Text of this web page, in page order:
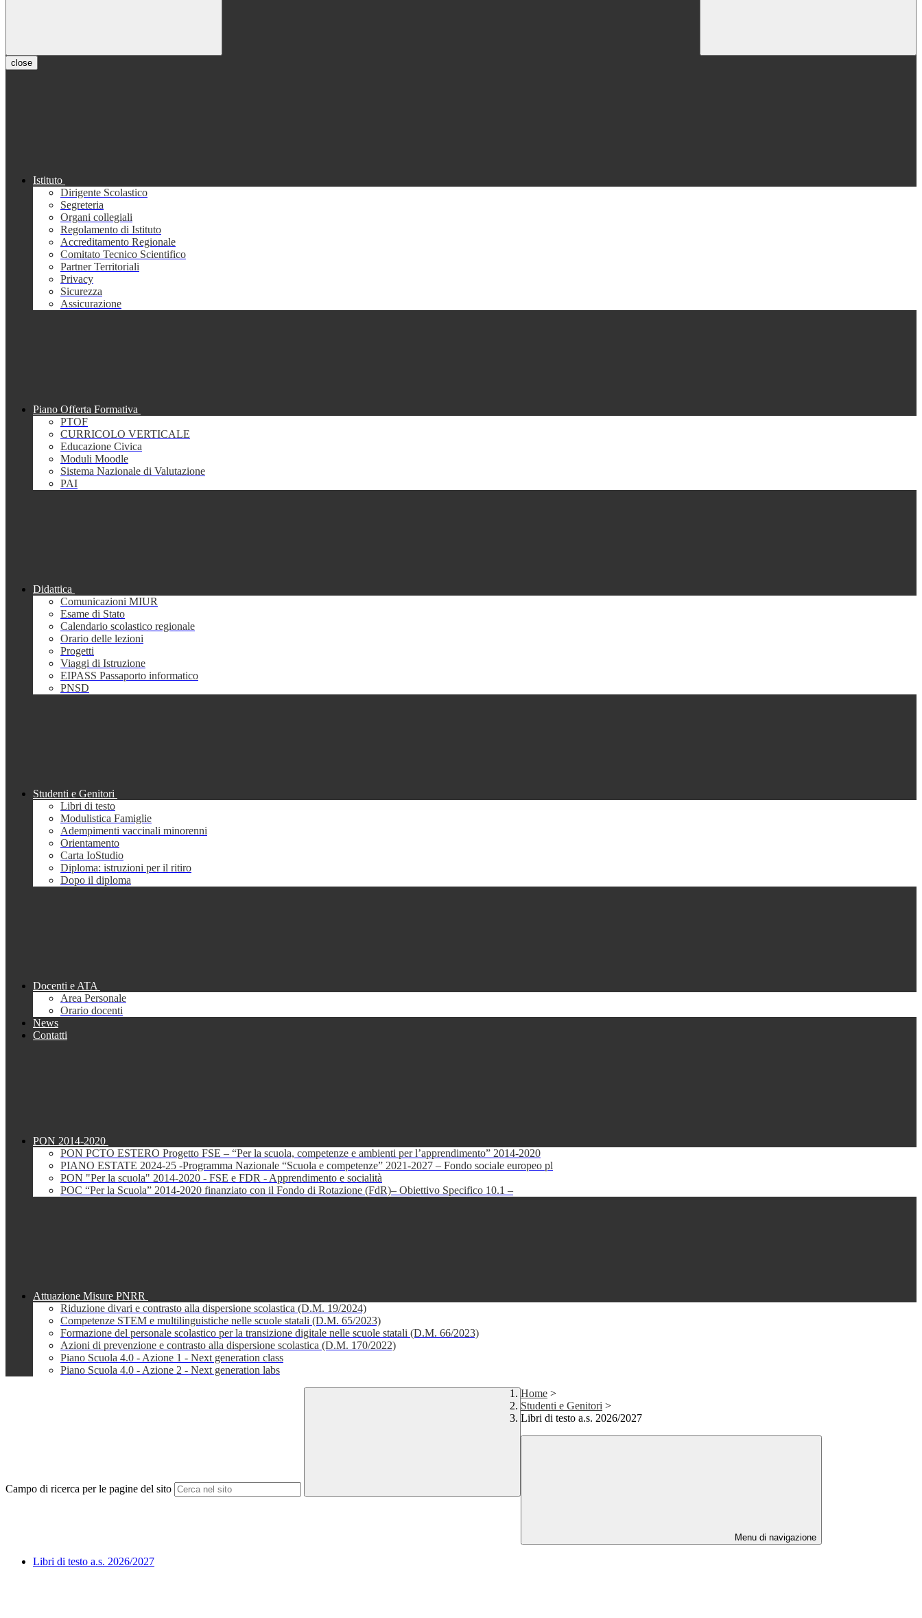
close
Istituto
Dirigente Scolastico
Segreteria
Organi collegiali
Regolamento di Istituto
Accreditamento Regionale
Comitato Tecnico Scientifico
Partner Territoriali
Privacy
Sicurezza
Assicurazione
Piano Offerta Formativa
PTOF
CURRICOLO VERTICALE
Educazione Civica
Moduli Moodle
Sistema Nazionale di Valutazione
PAI
Didattica
Comunicazioni MIUR
Esame di Stato
Calendario scolastico regionale
Orario delle lezioni
Progetti
Viaggi di Istruzione
EIPASS Passaporto informatico
PNSD
Studenti e Genitori
Libri di testo
Modulistica Famiglie
Adempimenti vaccinali minorenni
Orientamento
Carta IoStudio
Diploma: istruzioni per il ritiro
Dopo il diploma
Docenti e ATA
Area Personale
Orario docenti
News
Contatti
PON 2014-2020
PON PCTO ESTERO Progetto FSE – “Per la scuola, competenze e ambienti per l’apprendimento” 2014-2020
PIANO ESTATE 2024-25 -Programma Nazionale “Scuola e competenze” 2021-2027 – Fondo sociale europeo pl
PON "Per la scuola" 2014-2020 - FSE e FDR - Apprendimento e socialità
POC “Per la Scuola” 2014-2020 finanziato con il Fondo di Rotazione (FdR)– Obiettivo Specifico 10.1 –
Attuazione Misure PNRR
Riduzione divari e contrasto alla dispersione scolastica (D.M. 19/2024)
Competenze STEM e multilinguistiche nelle scuole statali (D.M. 65/2023)
Formazione del personale scolastico per la transizione digitale nelle scuole statali (D.M. 66/2023)
Azioni di prevenzione e contrasto alla dispersione scolastica (D.M. 170/2022)
Piano Scuola 4.0 - Azione 1 - Next generation class
Piano Scuola 4.0 - Azione 2 - Next generation labs
Campo di ricerca per le pagine del sito
Home >
Studenti e Genitori >
Libri di testo a.s. 2026/2027
Menu di navigazione
Libri di testo a.s. 2026/2027